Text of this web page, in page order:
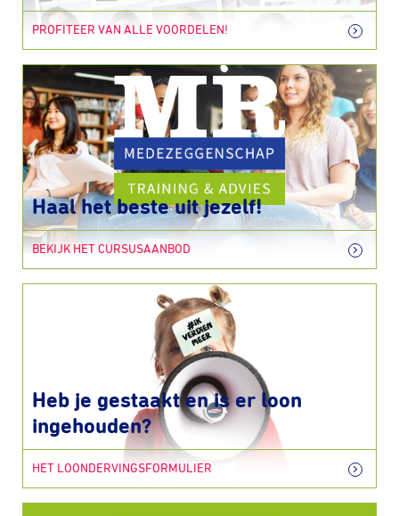
PROFITEER VAN ALLE VOORDELEN!
Haal het beste uit jezelf!
BEKIJK HET CURSUSAANBOD
Heb je gestaakt en is er loon
ingehouden?
HET LOONDERVINGSFORMULIER